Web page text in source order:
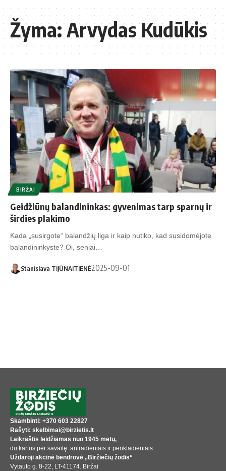
Žyma:Arvydas Kudūkis
BIRŽAI
Geidžiūnų balandininkas: gyvenimas tarp sparnų ir
širdies plakimo
Kada „susirgote“ balandžių liga ir kaip nutiko, kad susidomėjote
balandininkyste? Oi, seniai…
Stanislava TIJŪNAITIENĖ2025-09-01
Skambinti: +370 603 22827
Rašyti: skelbimai@birzietis.lt
Laikraštis leidžiamas nuo 1945 metų,
du kartus per savaitę: antradieniais ir penktadieniais.
Uždaroji akcinė bendrovė „Biržiečių žodis“
Vytauto g. 8-22, LT-41174. Biržai